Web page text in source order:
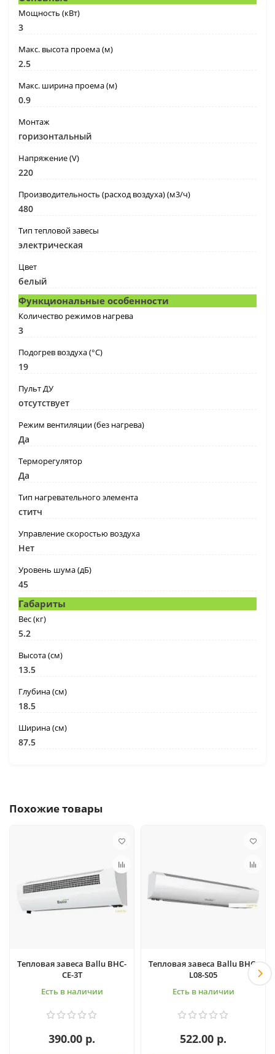
Мощность (кВт)
3
Макс. высота проема (м)
2.5
Макс. ширина проема (м)
0.9
Монтаж
горизонтальный
Напряжение (V)
220
Производительность (расход воздуха) (м3/ч)
480
Тип тепловой завесы
электрическая
Цвет
белый
Функциональные особенности
Количество режимов нагрева
3
Подогрев воздуха (°C)
19
Пульт ДУ
отсутствует
Режим вентиляции (без нагрева)
Да
Терморегулятор
Да
Тип нагревательного элемента
ститч
Управление скоростью воздуха
Нет
Уровень шума (дБ)
45
Габариты
Вес (кг)
5.2
Высота (см)
13.5
Глубина (см)
18.5
Ширина (см)
87.5
Похожие товары
Тепловая завеса Ballu BHC-
CE-3T
Есть в наличии
390.00 р.
Тепловая завеса Ballu BHC-
L08-S05
Есть в наличии
522.00 р.